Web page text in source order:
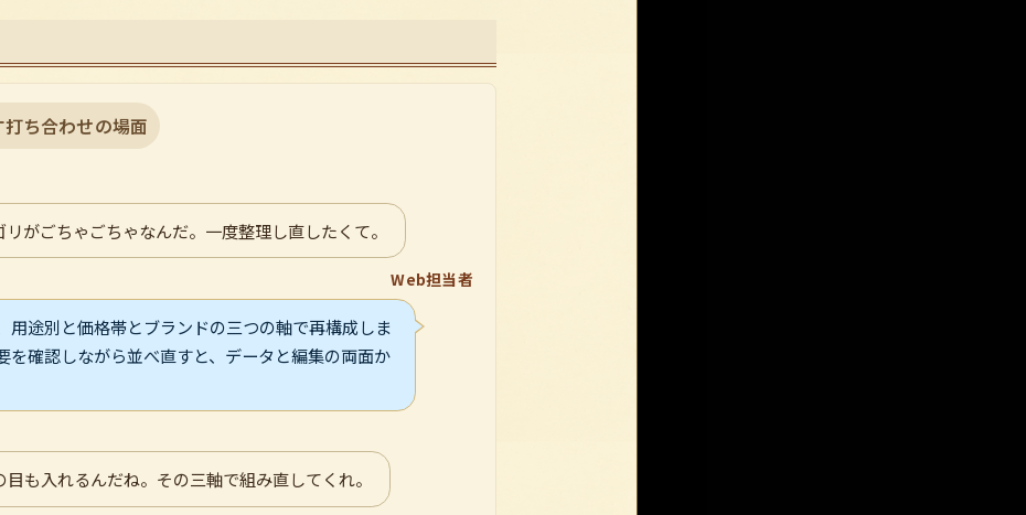
ち合わせの場面
がごちゃごちゃなんだ。一度整理し直したくて。
Web担当者
用途別と価格帯とブランドの三つの軸で再構成しま
を確認しながら並べ直すと、データと編集の両面か
も入れるんだね。その三軸で組み直してくれ。